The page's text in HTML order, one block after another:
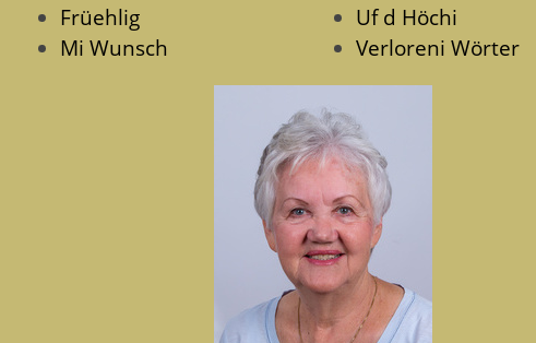
Früehlig
Mi Wunsch
Uf d Höchi
Verloreni Wörter